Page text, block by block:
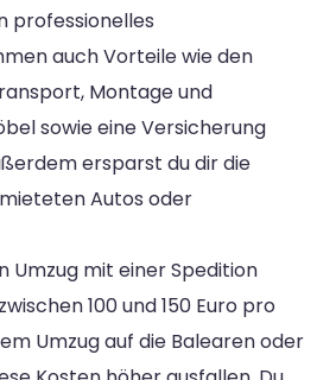
professionelles
auch Vorteile wie den
Montage und
sowie eine Versicherung
ersparst du dir die
Autos oder
Umzug mit einer Spedition
100 und 150 Euro pro
Umzug auf die Balearen oder